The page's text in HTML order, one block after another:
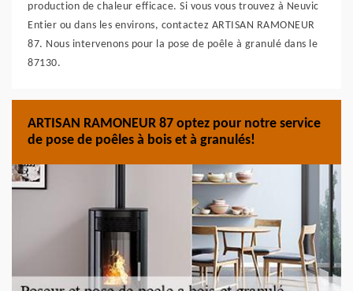
production de chaleur efficace. Si vous vous trouvez à Neuvic
Entier ou dans les environs, contactez ARTISAN RAMONEUR
87. Nous intervenons pour la pose de poêle à granulé dans le
87130.
ARTISAN RAMONEUR 87 optez pour notre service
de pose de poêles à bois et à granulés!